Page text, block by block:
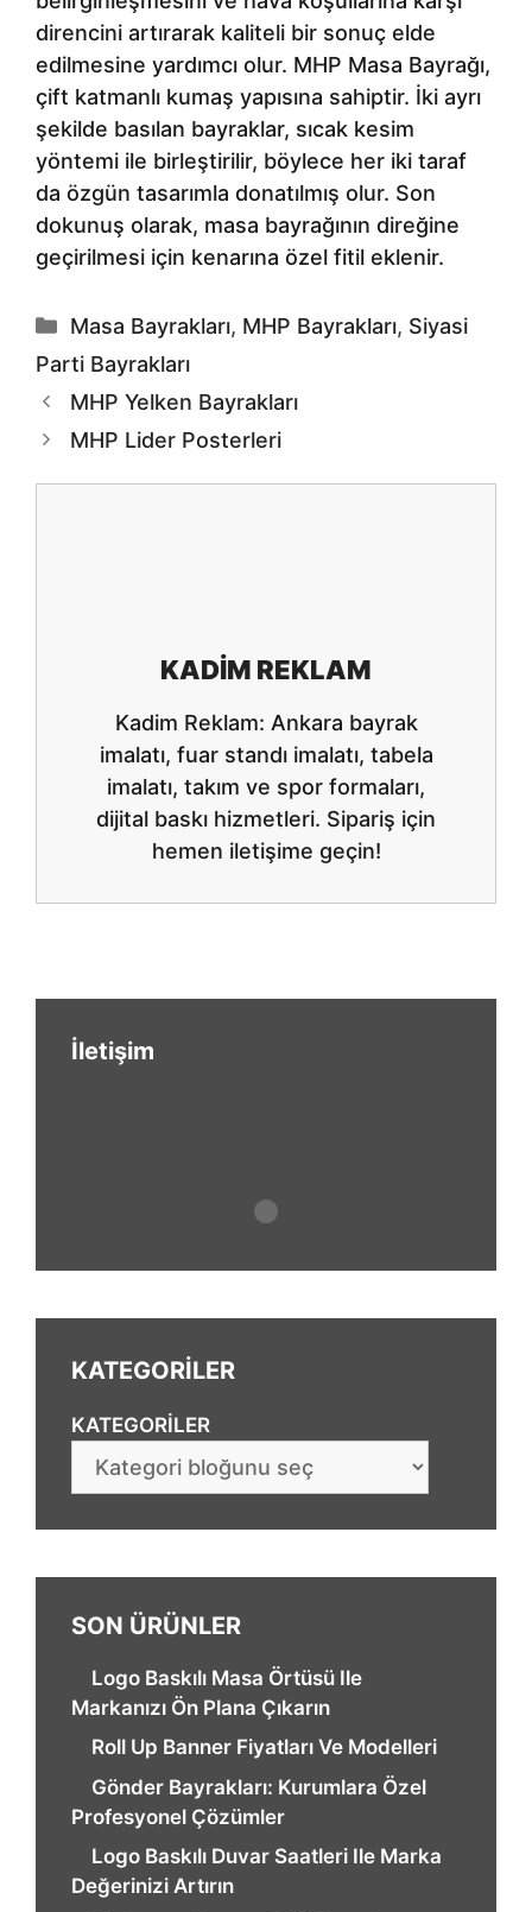
direncini artırarak kaliteli bir sonuç elde
edilmesine yardımcı olur. MHP Masa Bayrağı,
çift katmanlı kumaş yapısına sahiptir. İki ayrı
şekilde basılan bayraklar, sıcak kesim
yöntemi ile birleştirilir, böylece her iki taraf
da özgün tasarımla donatılmış olur. Son
dokunuş olarak, masa bayrağının direğine
geçirilmesi için kenarına özel fitil eklenir.
Kategoriler
Masa Bayrakları, MHP Bayrakları, Siyasi
Parti Bayrakları
MHP Yelken Bayrakları
MHP Lider Posterleri
KADIM REKLAM
Kadim Reklam: Ankara bayrak
imalatı, fuar standı imalatı, tabela
imalatı, takım ve spor formaları,
dijital baskı hizmetleri. Sipariş için
hemen iletişime geçin!
İletişim
KATEGORİLER
KATEGORILER
SON ÜRÜNLER
Logo Baskılı Masa Örtüsü Ile
Markanızı Ön Plana Çıkarın
Roll Up Banner Fiyatları Ve Modelleri
Gönder Bayrakları: Kurumlara Özel
Profesyonel Çözümler
Logo Baskılı Duvar Saatleri Ile Marka
Değerinizi Artırın